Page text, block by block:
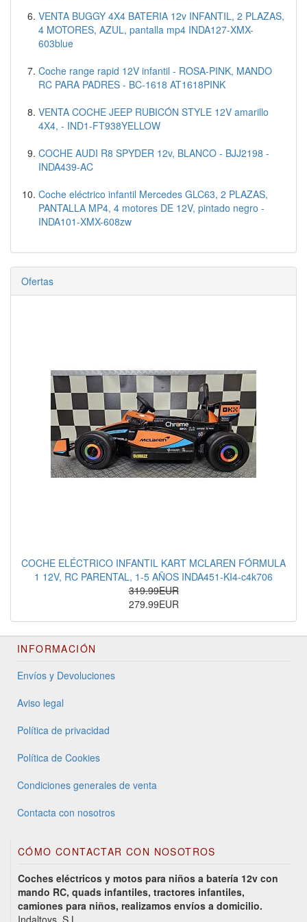
VENTA BUGGY 4X4 BATERIA 12v INFANTIL, 2 PLAZAS,
4 MOTORES, AZUL, pantalla mp4 INDA127-XMX-
603blue
Coche range rapid 12V infantil - ROSA-PINK, MANDO
RC PARA PADRES - BC-1618 AT1618PINK
VENTA COCHE JEEP RUBICÓN STYLE 12V amarillo
4X4, - IND1-FT938YELLOW
COCHE AUDI R8 SPYDER 12v, BLANCO - BJJ2198 -
INDA439-AC
Coche eléctrico infantil Mercedes GLC63, 2 PLAZAS,
PANTALLA MP4, 4 motores DE 12V, pintado negro -
INDA101-XMX-608zw
Ofertas
COCHE ELÉCTRICO INFANTIL KART MCLAREN FÓRMULA
1 12V, RC PARENTAL, 1-5 AÑOS INDA451-KI4-c4k706
319.99EUR
279.99EUR
INFORMACIÓN
Envíos y Devoluciones
Aviso legal
Política de privacidad
Política de Cookies
Condiciones generales de venta
Contacta con nosotros
CÓMO CONTACTAR CON NOSOTROS
Coches eléctricos y motos para niños a batería 12v con
mando RC, quads infantiles, tractores infantiles,
camiones para niños, realizamos envíos a domicilio.
Indaltoys, S.L.